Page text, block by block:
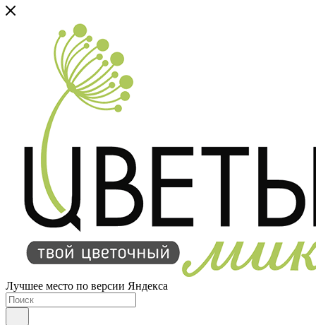
Лучшее место по версии Яндекса